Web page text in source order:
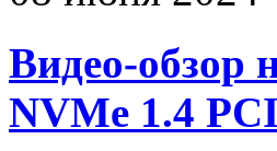
Видео-обзор
NVMe 1.4